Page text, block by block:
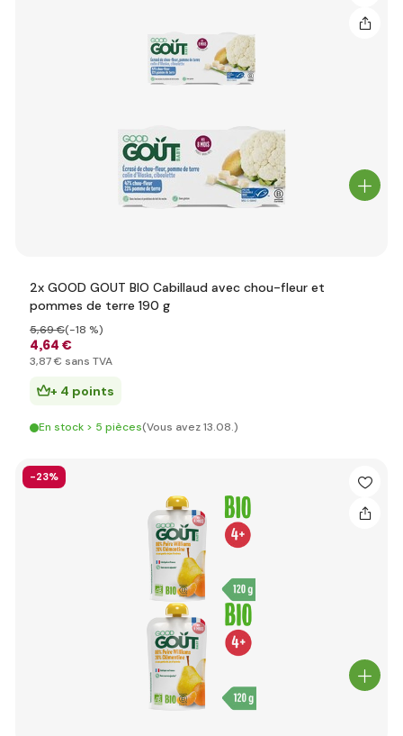
2x GOOD GOUT BIO Cabillaud avec chou-fleur et
pommes de terre 190 g
4,64 €
5,69 €(-18 %)
3,87 € sans TVA
+ 4 points
En stock > 5 pièces(Vous avez 13.08.)
-23%